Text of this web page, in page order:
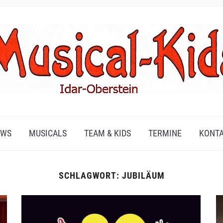
MUSICALS TEAM & KIDS TERMINE
SCHLAGWORT: JUBILÄUM